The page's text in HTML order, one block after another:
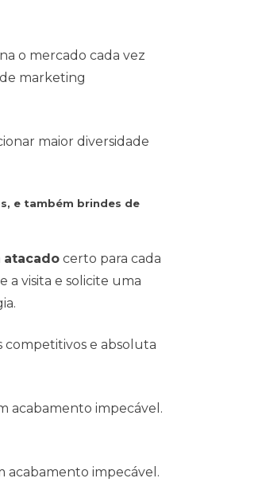
o mercado cada vez
marketing
maior diversidade
e também brindes de
atacado certo para cada
a visita e solicite uma
competitivos e absoluta
acabamento impecável.
acabamento impecável.